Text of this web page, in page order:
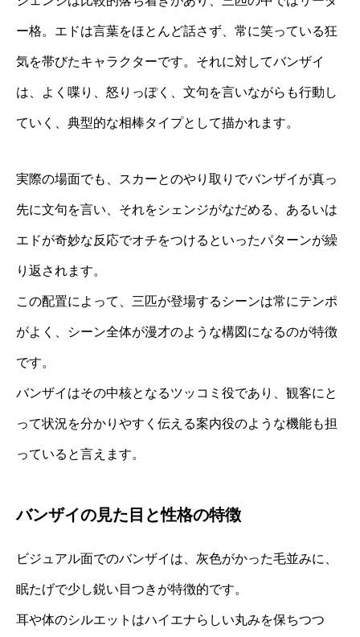
ー格。エドは言葉をほとんど話さず、常に笑っている狂
気を帯びたキャラクターです。それに対してバンザイ
は、よく喋り、怒りっぽく、文句を言いながらも行動し
ていく、典型的な相棒タイプとして描かれます。
実際の場面でも、スカーとのやり取りでバンザイが真っ
先に文句を言い、それをシェンジがなだめる、あるいは
エドが奇妙な反応でオチをつけるといったパターンが繰
り返されます。
この配置によって、三匹が登場するシーンは常にテンポ
がよく、シーン全体が漫才のような構図になるのが特徴
です。
バンザイはその中核となるツッコミ役であり、観客にと
って状況を分かりやすく伝える案内役のような機能も担
っていると言えます。
バンザイの見た目と性格の特徴
ビジュアル面でのバンザイは、灰色がかった毛並みに、
眠たげで少し鋭い目つきが特徴的です。
耳や体のシルエットはハイエナらしい丸みを保ちつつ